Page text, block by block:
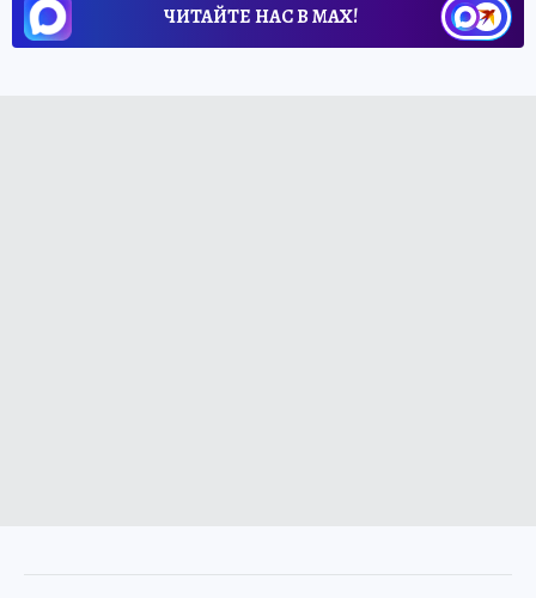
ЧИТАЙТЕ НАС В МАХ!